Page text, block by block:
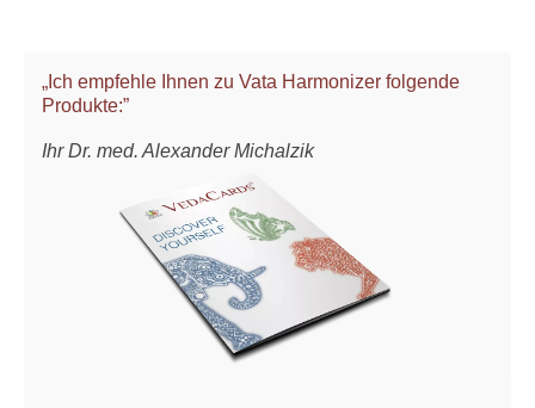
„Ich empfehle Ihnen zu Vata Harmonizer folgende
Produkte:”
Ihr Dr. med. Alexander Michalzik